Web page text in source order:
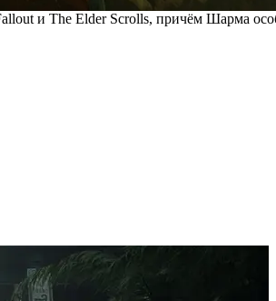
и The Elder Scrolls, причём Шарма